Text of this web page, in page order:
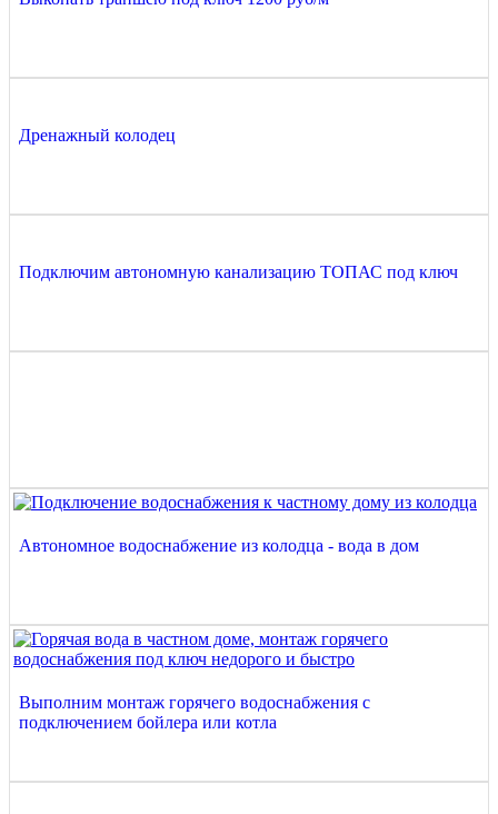
Дренажный колодец
Подключим автономную канализацию ТОПАС под ключ
Автономное водоснабжение из колодца - вода в дом
Выполним монтаж горячего водоснабжения с
подключением бойлера или котла